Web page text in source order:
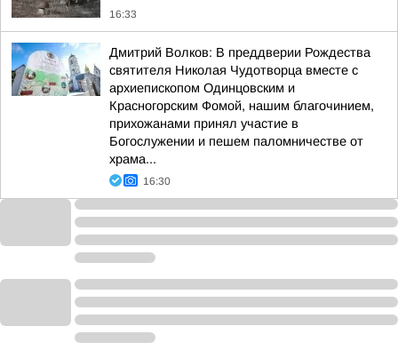
16:33
Дмитрий Волков: В преддверии Рождества
святителя Николая Чудотворца вместе с
архиепископом Одинцовским и
Красногорским Фомой, нашим благочинием,
прихожанами принял участие в
Богослужении и пешем паломничестве от
храма...
16:30